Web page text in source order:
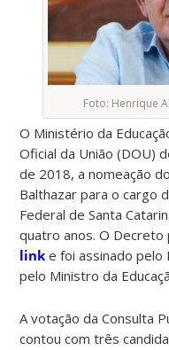
Foto: Henrique
O Ministério da
Oficial da União (DOU)
de 2018, a nomeação
Balthazar para o cargo
Federal de Santa
quatro anos. O
link e foi assinado pelo
pelo Ministro da
A votação da Consulta
contou com três